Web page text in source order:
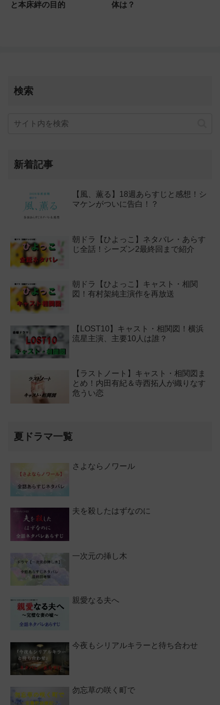
と本床絆の目的
体は？
検索
新着記事
【風、薫る】18週あらすじと感想！シ
マケンがついに告白！？
朝ドラ【ひよっこ】ネタバレ・あらす
じ全話！シーズン2最終回まで紹介
朝ドラ【ひよっこ】キャスト・相関
図！有村架純主演作を再放送
【LOST10】キャスト・相関図！横浜
流星主演、主要10人は誰？
【ラストノート】キャスト・相関図ま
とめ！内田有紀＆寺西拓人が織りなす
危うい恋
夏ドラマ一覧
さよならノワール
夫を殺したはずなのに
一次元の挿し木
親愛なる夫へ
今夜もシリアルキラーと待ち合わせ
勿忘草の咲く町で